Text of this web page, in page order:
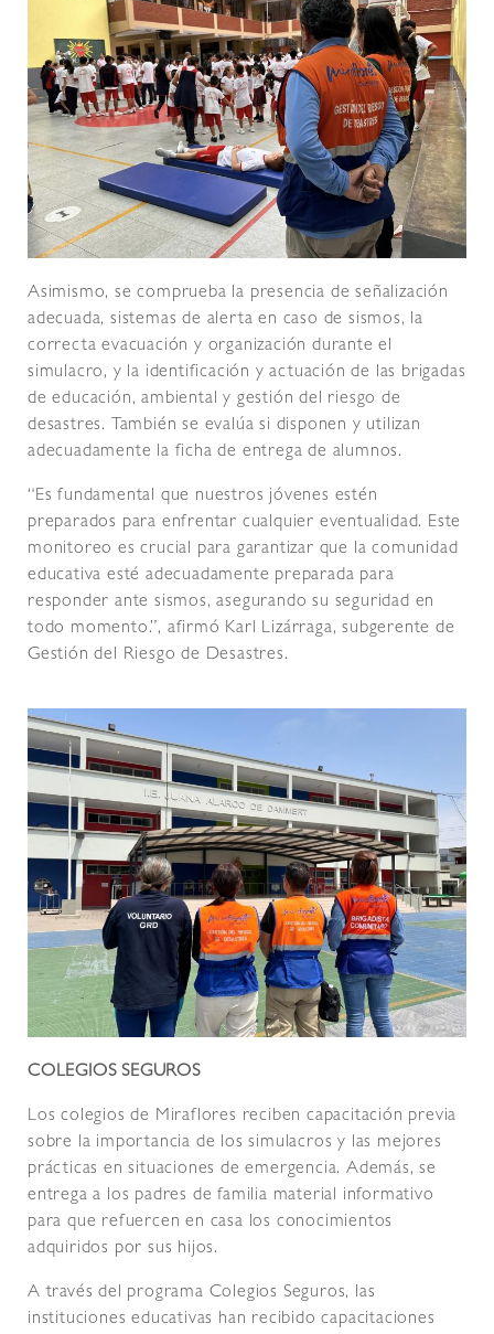
Asimismo, se comprueba la presencia de señalización
adecuada, sistemas de alerta en caso de sismos, la
correcta evacuación y organización durante el
simulacro, y la identificación y actuación de las brigadas
de educación, ambiental y gestión del riesgo de
desastres. También se evalúa si disponen y utilizan
adecuadamente la ficha de entrega de alumnos.
“Es fundamental que nuestros jóvenes estén
preparados para enfrentar cualquier eventualidad. Este
monitoreo es crucial para garantizar que la comunidad
educativa esté adecuadamente preparada para
responder ante sismos, asegurando su seguridad en
todo momento.”, afirmó Karl Lizárraga, subgerente de
Gestión del Riesgo de Desastres.
COLEGIOS SEGUROS
Los colegios de Miraflores reciben capacitación previa
sobre la importancia de los simulacros y las mejores
prácticas en situaciones de emergencia. Además, se
entrega a los padres de familia material informativo
para que refuercen en casa los conocimientos
adquiridos por sus hijos.
A través del programa Colegios Seguros, las
instituciones educativas han recibido capacitaciones